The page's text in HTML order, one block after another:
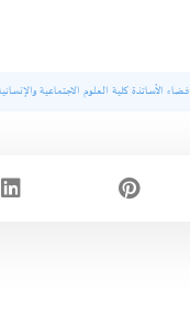
فضاء الأساتذة كلية العلوم الاجتماعية